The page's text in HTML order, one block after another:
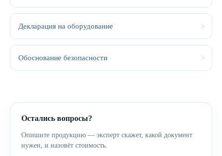
Декларация на оборудование
Обоснование безопасности
Остались вопросы?
Опишите продукцию — эксперт скажет, какой документ
нужен, и назовёт стоимость.